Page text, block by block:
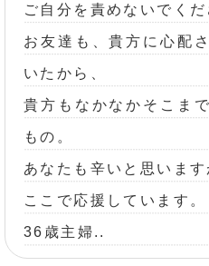
ご自分を責めないでくだ
お友達も、貴方に心配
いたから、
貴方もなかなかそこま
もの。
あなたも辛いと思います
ここで応援しています。
36歳主婦..